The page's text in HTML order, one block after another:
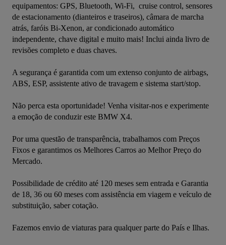
equipamentos: GPS, Bluetooth, Wi-Fi,  cruise control, sensores
de estacionamento (dianteiros e traseiros), câmara de marcha
atrás, faróis Bi-Xenon, ar condicionado automático
independente, chave digital e muito mais! Inclui ainda livro de
revisões completo e duas chaves.
A segurança é garantida com um extenso conjunto de airbags,
ABS, ESP, assistente ativo de travagem e sistema start/stop.
Não perca esta oportunidade! Venha visitar-nos e experimente
a emoção de conduzir este BMW X4.
Por uma questão de transparência, trabalhamos com Preços
Fixos e garantimos os Melhores Carros ao Melhor Preço do
Mercado.
Possibilidade de crédito até 120 meses sem entrada e Garantia
de 18, 36 ou 60 meses com assistência em viagem e veículo de
substituição, saber cotação.
Fazemos envio de viaturas para qualquer parte do País e Ilhas.